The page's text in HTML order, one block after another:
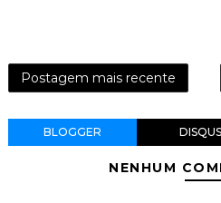
Postagem mais recente
BLOGGER DISQUS
NENHUM